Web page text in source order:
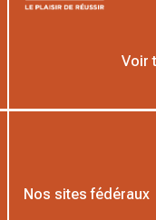
Voir
Nos sites fédéraux